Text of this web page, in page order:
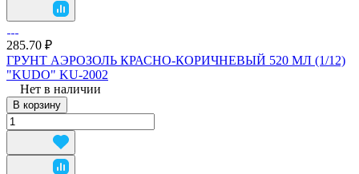
285.70 ₽
ГРУНТ АЭРОЗОЛЬ КРАСНО-КОРИЧНЕВЫЙ 520 МЛ (1/12)
"KUDO" KU-2002
Нет в наличии
В корзину